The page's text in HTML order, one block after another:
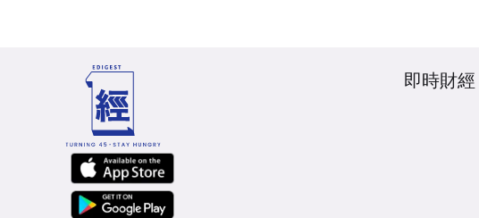
即時財經